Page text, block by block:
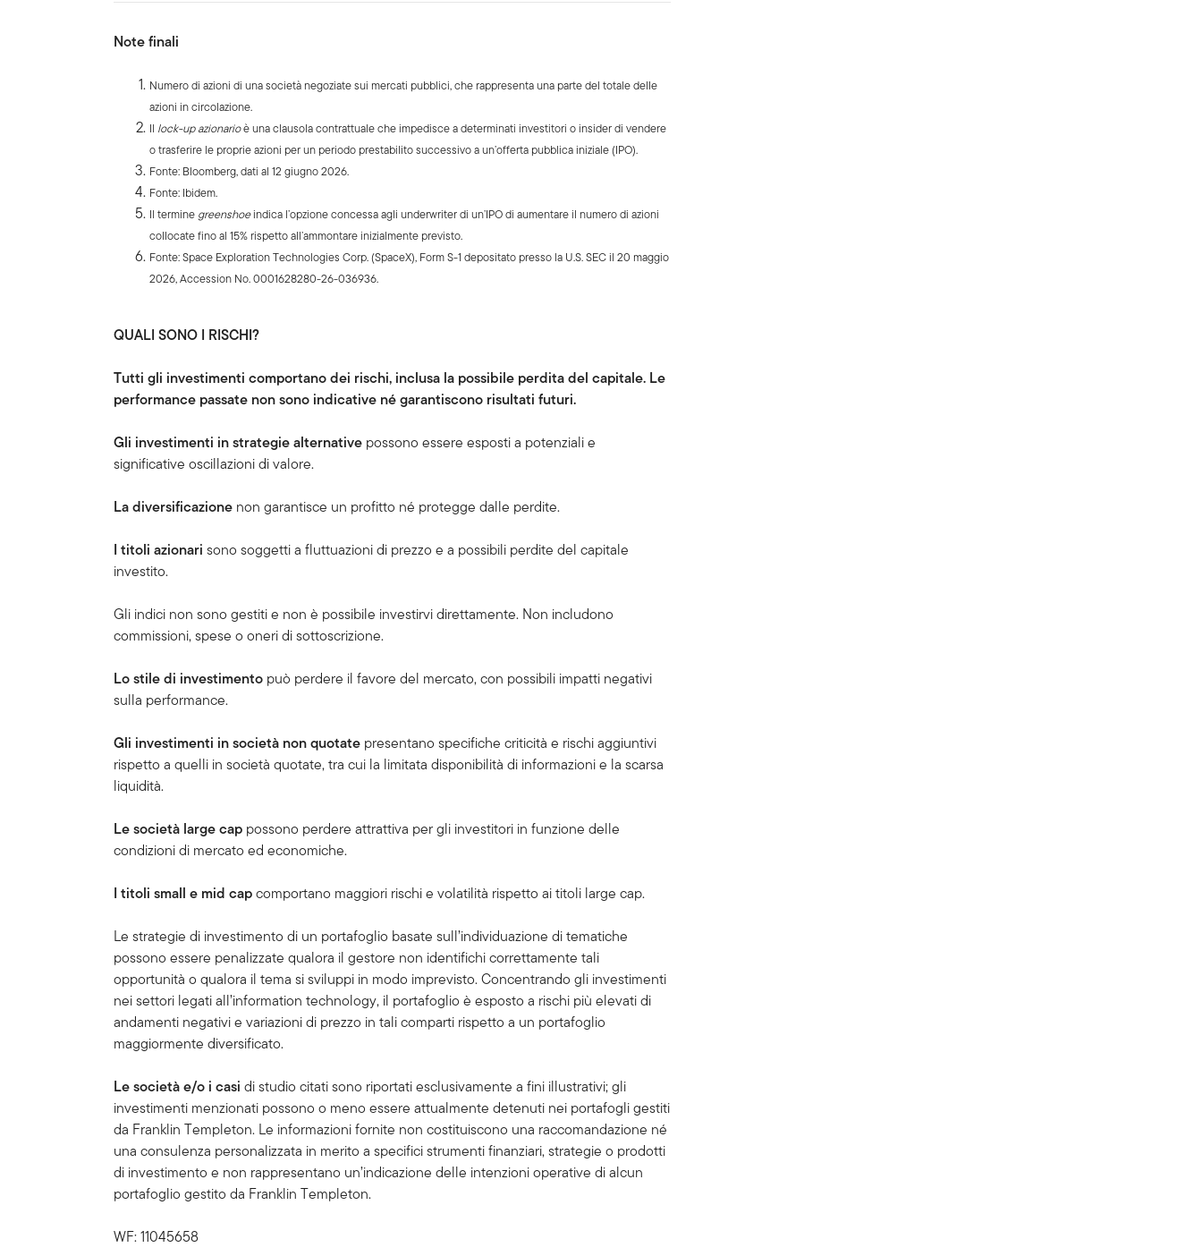
Note finali
Numero di azioni di una società negoziate sui mercati pubblici, che rappresenta una parte del totale delle
azioni in circolazione.
Il lock-up azionarioè una clausola contrattuale che impedisce a determinati investitori o insider di vendere
o trasferire le proprie azioni per un periodo prestabilito successivo a un’offerta pubblica iniziale (IPO).
Fonte: Bloomberg, dati al 12 giugno 2026.
Fonte: Ibidem.
Il terminegreenshoeindica l’opzione concessa agli underwriter di un’IPO di aumentare il numero di azioni
collocate fino al 15% rispetto all’ammontare inizialmente previsto.
Fonte: Space Exploration Technologies Corp. (SpaceX), Form S-1 depositato presso la U.S. SEC il 20 maggio
2026, Accession No. 0001628280-26-036936.
QUALI SONO I RISCHI?
Tutti gli investimenti comportano dei rischi, inclusa la possibile perdita del capitale. Le
performance passate non sono indicative né garantiscono risultati futuri.
Gli investimenti in strategie alternative possono essere esposti a potenziali e
significative oscillazioni di valore.
La diversificazione non garantisce un profitto né protegge dalle perdite.
I titoli azionarisono soggetti a fluttuazioni di prezzo e a possibili perdite del capitale
investito.
Gli indici non sono gestiti e non è possibile investirvi direttamente. Non includono
commissioni, spese o oneri di sottoscrizione.
Lo stile di investimento può perdere il favore del mercato, con possibili impatti negativi
sulla performance.
Gli investimenti in società non quotate presentano specifiche criticità e rischi aggiuntivi
rispetto a quelli in società quotate, tra cui la limitata disponibilità di informazioni e la scarsa
liquidità.
Le società large cap possono perdere attrattiva per gli investitori in funzione delle
condizioni di mercato ed economiche.
I titoli small e mid capcomportano maggiori rischi e volatilità rispetto ai titoli large cap.
Le strategie di investimento di un portafoglio basate sull’individuazione di tematiche
possono essere penalizzate qualora il gestore non identifichi correttamente tali
opportunità o qualora il tema si sviluppi in modo imprevisto. Concentrando gli investimenti
nei settori legati all’information technology, il portafoglio è esposto a rischi più elevati di
andamenti negativi e variazioni di prezzo in tali comparti rispetto a un portafoglio
maggiormente diversificato.
Le società e/o i casidi studio citati sono riportati esclusivamente a fini illustrativi; gli
investimenti menzionati possono o meno essere attualmente detenuti nei portafogli gestiti
da Franklin Templeton. Le informazioni fornite non costituiscono una raccomandazione né
una consulenza personalizzata in merito a specifici strumenti finanziari, strategie o prodotti
di investimento e non rappresentano un’indicazione delle intenzioni operative di alcun
portafoglio gestito da Franklin Templeton.
WF: 11045658